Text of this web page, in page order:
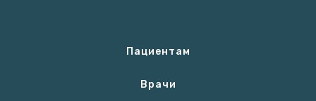
Пациентам
Врачи